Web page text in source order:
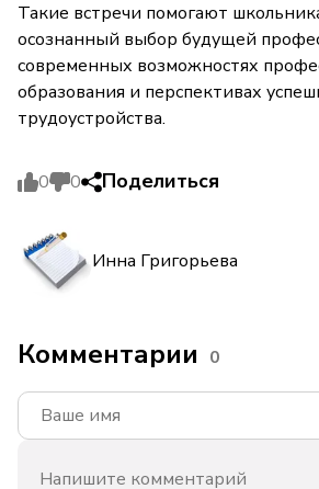
Такие встречи помогают
осознанный выбор будущей
современных возможностях
образования и перспективах
трудоустройства.
0 0 Поделиться
Инна Григорьева
Комментарии 0